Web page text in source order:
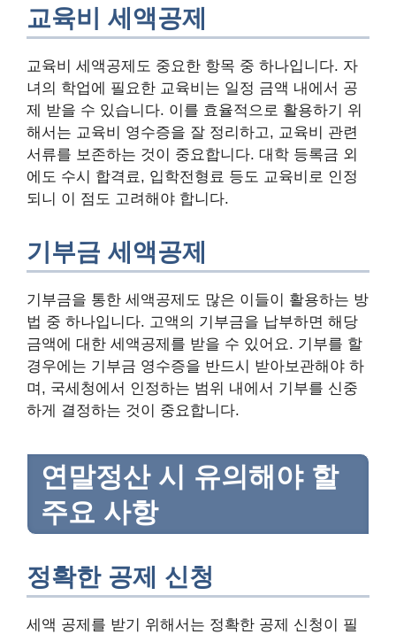
교육비 세액공제
교육비 세액공제도 중요한 항목 중 하나입니다. 자
녀의 학업에 필요한 교육비는 일정 금액 내에서 공
제 받을 수 있습니다. 이를 효율적으로 활용하기 위
해서는 교육비 영수증을 잘 정리하고, 교육비 관련
서류를 보존하는 것이 중요합니다. 대학 등록금 외
에도 수시 합격료, 입학전형료 등도 교육비로 인정
되니 이 점도 고려해야 합니다.
기부금 세액공제
기부금을 통한 세액공제도 많은 이들이 활용하는 방
법 중 하나입니다. 고액의 기부금을 납부하면 해당
금액에 대한 세액공제를 받을 수 있어요. 기부를 할
경우에는 기부금 영수증을 반드시 받아보관해야 하
며, 국세청에서 인정하는 범위 내에서 기부를 신중
하게 결정하는 것이 중요합니다.
연말정산 시 유의해야 할
주요 사항
정확한 공제 신청
세액 공제를 받기 위해서는 정확한 공제 신청이 필